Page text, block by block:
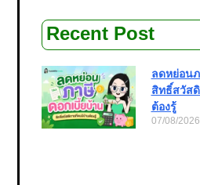
Recent Post
ลดหย่อน
สิทธิ์สวัส
ต้องรู้
07/08/2026